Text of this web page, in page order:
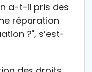
a-t-il pris des
réparation
?", s’est-